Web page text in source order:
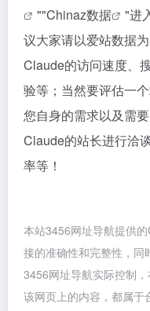
""Chinaz数据
"进
议大家请以爱站数据
Claude的访问速度、
验等；当然要评估一
您自身的需求以及需
Claude的站长进行洽
率等！
本站3456网址导航提供
接的准确性和完整性，同
3456网址导航实际控制
该网页上的内容，都属于